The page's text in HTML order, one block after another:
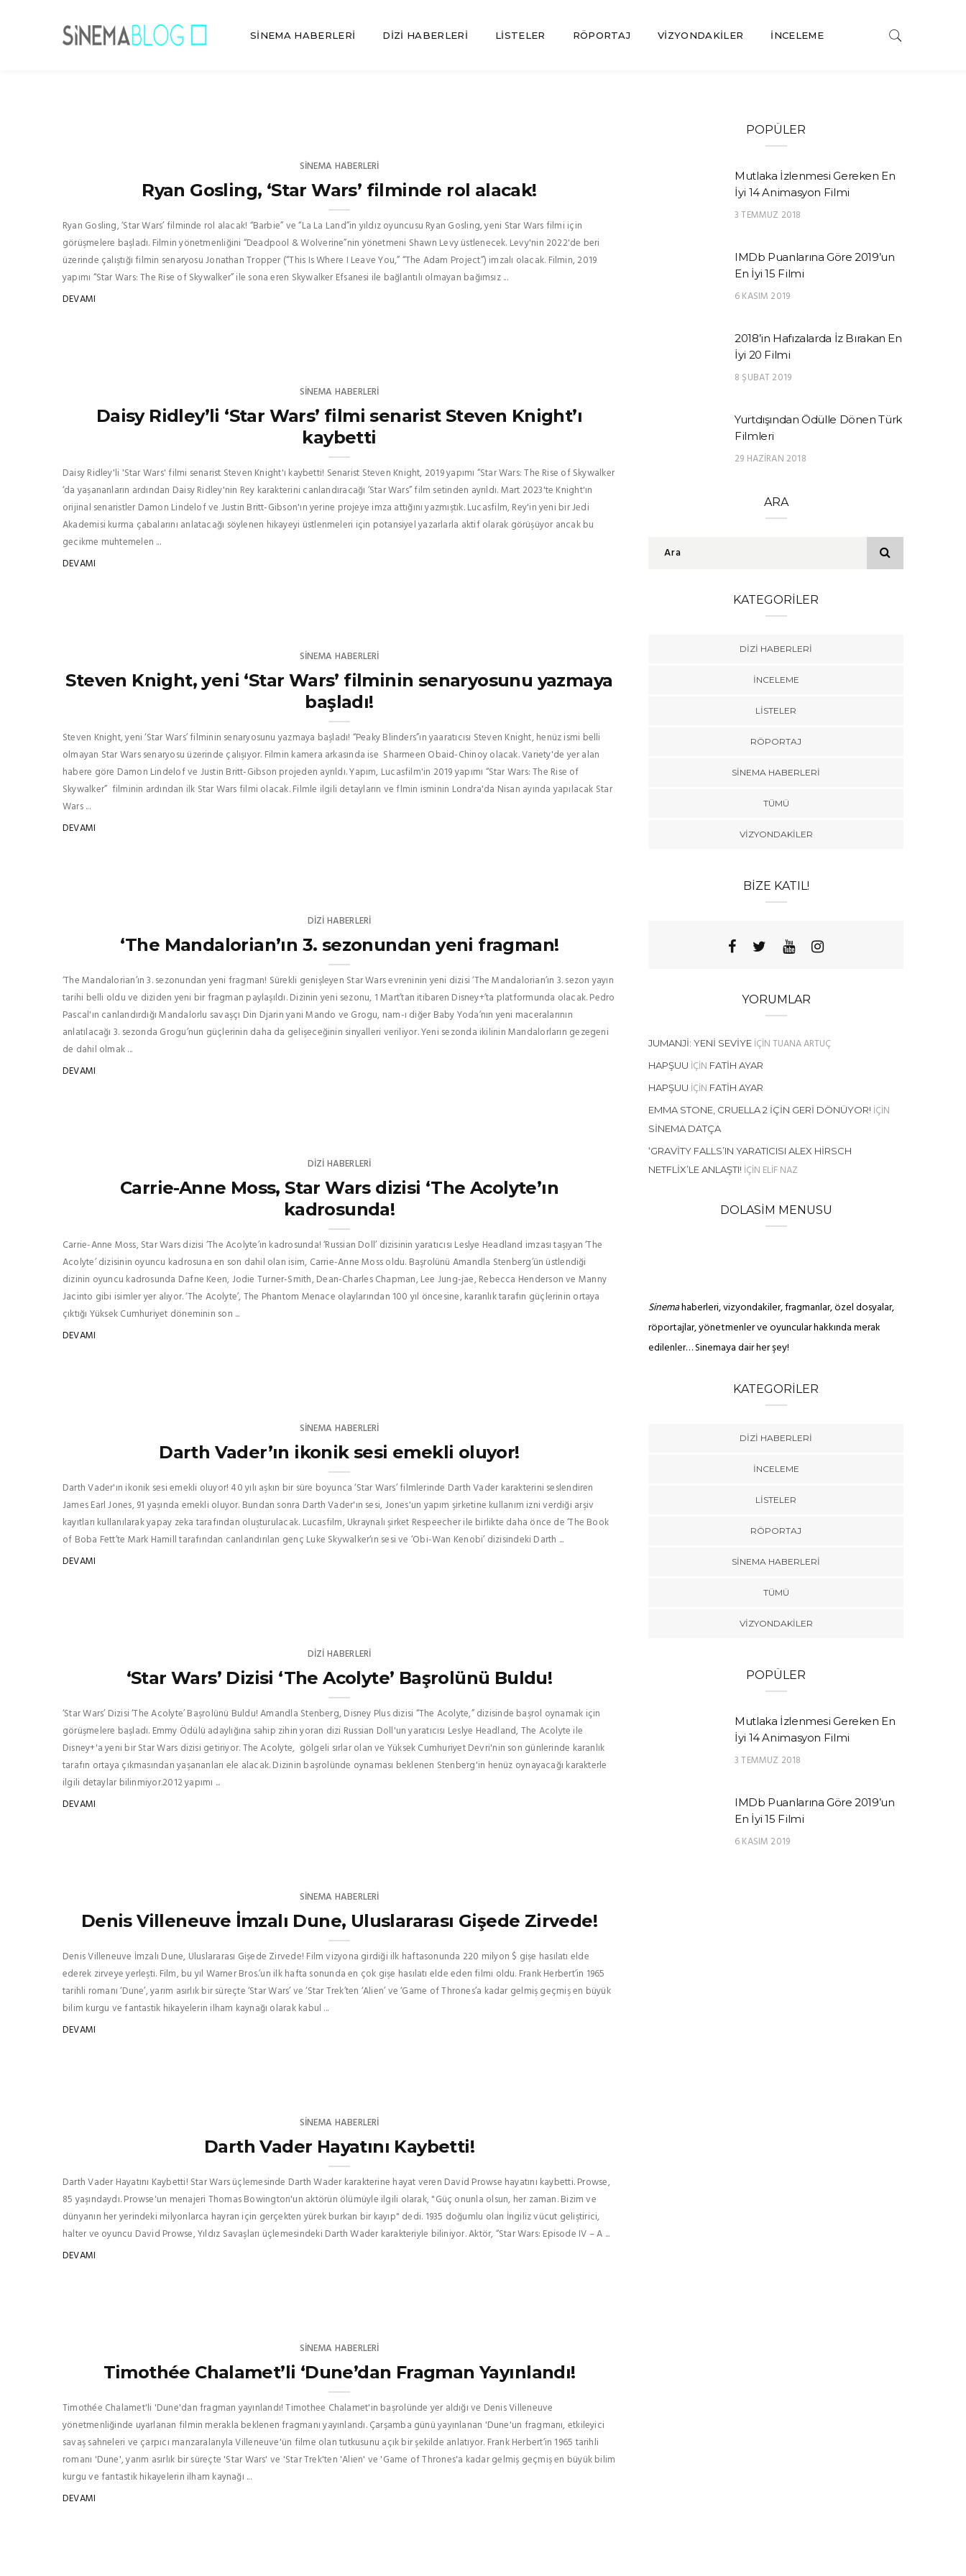
SINEMA HABERLERI DIZI HABERLERI LISTELER RÖPORTAJ VIZYONDAKILER İNCELEME
SINEMA HABERLERI
Ryan Gosling, ‘Star Wars’ filminde rol alacak!
Ryan Gosling, ‘Star Wars’ filminde rol alacak! “Barbie” ve “La La Land”in yıldız oyuncusu Ryan Gosling, yeni Star Wars filmi için
görüşmelere başladı. Filmin yönetmenliğini “Deadpool & Wolverine”nin yönetmeni Shawn Levy üstlenecek. Levy'nin 2022'de beri
üzerinde çalıştığı filmin senaryosu Jonathan Tropper (“This Is Where I Leave You,” “The Adam Project”) imzalı olacak. Filmin, 2019
yapımı “Star Wars: The Rise of Skywalker” ile sona eren Skywalker Efsanesi ile bağlantılı olmayan bağımsız ...
DEVAMI
SINEMA HABERLERI
Daisy Ridley’li ‘Star Wars’ filmi senarist Steven Knight’ı
kaybetti
Daisy Ridley'li 'Star Wars' filmi senarist Steven Knight'ı kaybetti! Senarist Steven Knight, 2019 yapımı “Star Wars: The Rise of Skywalker
‘da yaşananların ardından Daisy Ridley'nin Rey karakterini canlandıracağı ’Star Wars” film setinden ayrıldı. Mart 2023'te Knight'ın
orijinal senaristler Damon Lindelof ve Justin Britt-Gibson'ın yerine projeye imza attığını yazmıştık. Lucasfilm, Rey'in yeni bir Jedi
Akademisi kurma çabalarını anlatacağı söylenen hikayeyi üstlenmeleri için potansiyel yazarlarla aktif olarak görüşüyor ancak bu
gecikme muhtemelen ...
DEVAMI
SINEMA HABERLERI
Steven Knight, yeni ‘Star Wars’ filminin senaryosunu yazmaya
başladı!
Steven Knight, yeni ‘Star Wars’ filminin senaryosunu yazmaya başladı! “Peaky Blinders”ın yaaratıcısı Steven Knight, henüz ismi belli
olmayan Star Wars senaryosu üzerinde çalışıyor. Filmin kamera arkasında ise Sharmeen Obaid-Chinoy olacak. Variety'de yer alan
habere göre Damon Lindelof ve Justin Britt-Gibson projeden ayrıldı. Yapım, Lucasfilm'in 2019 yapımı “Star Wars: The Rise of
Skywalker” filminin ardından ilk Star Wars filmi olacak. Filmle ilgili detayların ve flmin isminin Londra'da Nisan ayında yapılacak Star
Wars ...
DEVAMI
DIZI HABERLERI
‘The Mandalorian’ın 3. sezonundan yeni fragman!
‘The Mandalorian’ın 3. sezonundan yeni fragman! Sürekli genişleyen Star Wars evreninin yeni dizisi ‘The Mandalorian’ın 3. sezon yayın
tarihi belli oldu ve diziden yeni bir fragman paylaşıldı. Dizinin yeni sezonu, 1 Mart’tan itibaren Disney+’ta platformunda olacak. Pedro
Pascal'ın canlandırdığı Mandalorlu savaşçı Din Djarin yani Mando ve Grogu, nam-ı diğer Baby Yoda’nın yeni maceralarının
anlatılacağı 3. sezonda Grogu’nun güçlerinin daha da gelişeceğinin sinyalleri veriliyor. Yeni sezonda ikilinin Mandalorların gezegeni
de dahil olmak ...
DEVAMI
DIZI HABERLERI
Carrie-Anne Moss, Star Wars dizisi ‘The Acolyte’ın
kadrosunda!
Carrie-Anne Moss, Star Wars dizisi ‘The Acolyte’ın kadrosunda! ‘Russian Doll’ dizisinin yaratıcısı Leslye Headland imzası taşıyan ‘The
Acolyte’ dizisinin oyuncu kadrosuna en son dahil olan isim, Carrie-Anne Moss oldu. Başrolünü Amandla Stenberg’ün üstlendiği
dizinin oyuncu kadrosunda Dafne Keen, Jodie Turner-Smith, Dean-Charles Chapman, Lee Jung-jae, Rebecca Henderson ve Manny
Jacinto gibi isimler yer alıyor. ‘The Acolyte’, The Phantom Menace olaylarından 100 yıl öncesine, karanlık tarafın güçlerinin ortaya
çıktığı Yüksek Cumhuriyet döneminin son ...
DEVAMI
SINEMA HABERLERI
Darth Vader’ın ikonik sesi emekli oluyor!
Darth Vader'ın ikonik sesi emekli oluyor! 40 yılı aşkın bir süre boyunca ‘Star Wars’ filmlerinde Darth Vader karakterini seslendiren
James Earl Jones, 91 yaşında emekli oluyor. Bundan sonra Darth Vader'ın sesi, Jones'un yapım şirketine kullanım izni verdiği arşiv
kayıtları kullanılarak yapay zeka tarafından oluşturulacak. Lucasfilm, Ukraynalı şirket Respeecher ile birlikte daha önce de ‘The Book
of Boba Fett’te Mark Hamill tarafından canlandırılan genç Luke Skywalker‘ın sesi ve ‘Obi-Wan Kenobi’ dizisindeki Darth ...
DEVAMI
DIZI HABERLERI
‘Star Wars’ Dizisi ‘The Acolyte’ Başrolünü Buldu!
‘Star Wars’ Dizisi ‘The Acolyte’ Başrolünü Buldu! Amandla Stenberg, Disney Plus dizisi “The Acolyte,” dizisinde başrol oynamak için
görüşmelere başladı. Emmy Ödülü adaylığına sahip zihin yoran dizi Russian Doll'un yaratıcısı Leslye Headland, The Acolyte ile
Disney+'a yeni bir Star Wars dizisi getiriyor. The Acolyte, gölgeli sırlar olan ve Yüksek Cumhuriyet Devri'nin son günlerinde karanlık
tarafın ortaya çıkmasından yaşananları ele alacak. Dizinin başrolünde oynaması beklenen Stenberg'in henüz oynayacağı karakterle
ilgili detaylar bilinmiyor.2012 yapımı ...
DEVAMI
SINEMA HABERLERI
Denis Villeneuve İmzalı Dune, Uluslararası Gişede Zirvede!
Denis Villeneuve İmzalı Dune, Uluslararası Gişede Zirvede! Film vizyona girdiği ilk haftasonunda 220 milyon $ gişe hasılatı elde
ederek zirveye yerleşti. Film, bu yıl Warner Bros.’un ilk hafta sonunda en çok gişe hasılatı elde eden filmi oldu. Frank Herbert’in 1965
tarihli romanı ‘Dune’, yarım asırlık bir süreçte ‘Star Wars’ ve ‘Star Trek’ten ‘Alien’ ve ‘Game of Thrones’a kadar gelmiş geçmiş en büyük
bilim kurgu ve fantastik hikayelerin ilham kaynağı olarak kabul ...
DEVAMI
SINEMA HABERLERI
Darth Vader Hayatını Kaybetti!
Darth Vader Hayatını Kaybetti! Star Wars üçlemesinde Darth Wader karakterine hayat veren David Prowse hayatını kaybetti. Prowse,
85 yaşındaydı. Prowse'un menajeri Thomas Bowington'un aktörün ölümüyle ilgili olarak, "Güç onunla olsun, her zaman. Bizim ve
dünyanın her yerindeki milyonlarca hayran için gerçekten yürek burkan bir kayıp" dedi. 1935 doğumlu olan İngiliz vücut geliştirici,
halter ve oyuncu David Prowse, Yıldız Savaşları üçlemesindeki Darth Wader karakteriyle biliniyor. Aktör, “Star Wars: Episode IV – A ...
DEVAMI
SINEMA HABERLERI
Timothée Chalamet’li ‘Dune’dan Fragman Yayınlandı!
Timothée Chalamet'li 'Dune'dan fragman yayınlandı! Timothee Chalamet'in başrolünde yer aldığı ve Denis Villeneuve
yönetmenliğinde uyarlanan filmin merakla beklenen fragmanı yayınlandı. Çarşamba günü yayınlanan 'Dune'un fragmanı, etkileyici
savaş sahneleri ve çarpıcı manzaralarıyla Villeneuve'ün filme olan tutkusunu açık bir şekilde anlatıyor. Frank Herbert’in 1965 tarihli
romanı 'Dune', yarım asırlık bir süreçte 'Star Wars' ve 'Star Trek'ten 'Alien' ve 'Game of Thrones'a kadar gelmiş geçmiş en büyük bilim
kurgu ve fantastik hikayelerin ilham kaynağı ...
DEVAMI
POPÜLER
Mutlaka İzlenmesi Gereken En
İyi 14 Animasyon Filmi
3 TEMMUZ 2018
IMDb Puanlarına Göre 2019’un
En İyi 15 Filmi
6 KASIM 2019
2018’in Hafızalarda İz Bırakan En
İyi 20 Filmi
8 ŞUBAT 2019
Yurtdışından Ödülle Dönen Türk
Filmleri
29 HAZIRAN 2018
ARA
KATEGORILER
DIZI HABERLERI
İNCELEME
LISTELER
RÖPORTAJ
SINEMA HABERLERI
TÜMÜ
VIZYONDAKILER
BIZE KATIL!
YORUMLAR
JUMANJI: YENI SEVIYE IÇINTUANA ARTUÇ
HAPŞUU IÇIN FATIH AYAR
HAPŞUU IÇIN FATIH AYAR
EMMA STONE, CRUELLA 2 İÇIN GERI DÖNÜYOR! IÇIN
SINEMA DATÇA
‘GRAVITY FALLS’IN YARATICISI ALEX HIRSCH
NETFLIX’LE ANLAŞTI! IÇIN ELIF NAZ
DOLASIM MENUSU
Sinemahaberleri, vizyondakiler, fragmanlar, özel dosyalar,
röportajlar, yönetmenler ve oyuncular hakkında merak
edilenler… Sinemaya dair her şey!
KATEGORILER
DIZI HABERLERI
İNCELEME
LISTELER
RÖPORTAJ
SINEMA HABERLERI
TÜMÜ
VIZYONDAKILER
POPÜLER
Mutlaka İzlenmesi Gereken En
İyi 14 Animasyon Filmi
3 TEMMUZ 2018
IMDb Puanlarına Göre 2019’un
En İyi 15 Filmi
6 KASIM 2019